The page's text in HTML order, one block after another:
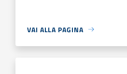
VAI ALLA PAGINA